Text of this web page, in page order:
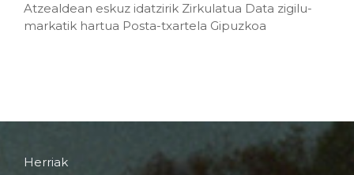
Atzealdean eskuz idatzirik Zirkulatua Data zigilu-
markatik hartua Posta-txartela Gipuzkoa
Herriak